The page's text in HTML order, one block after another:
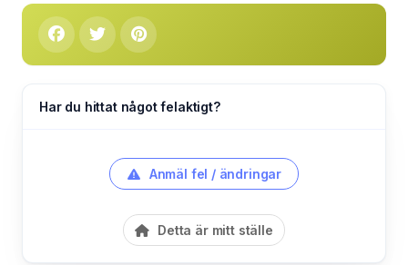
Har du hittat något felaktigt?
Anmäl fel / ändringar
Detta är mitt ställe